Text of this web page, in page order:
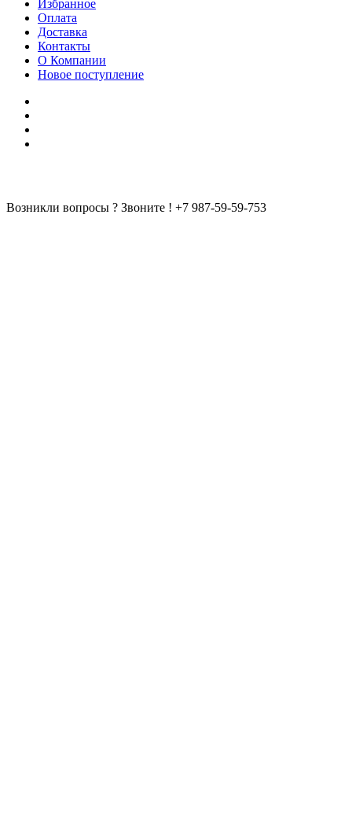
Избранное
Оплата
Доставка
Контакты
О Компании
Новое поступление
Возникли вопросы ? Звоните ! +7 987-59-59-753